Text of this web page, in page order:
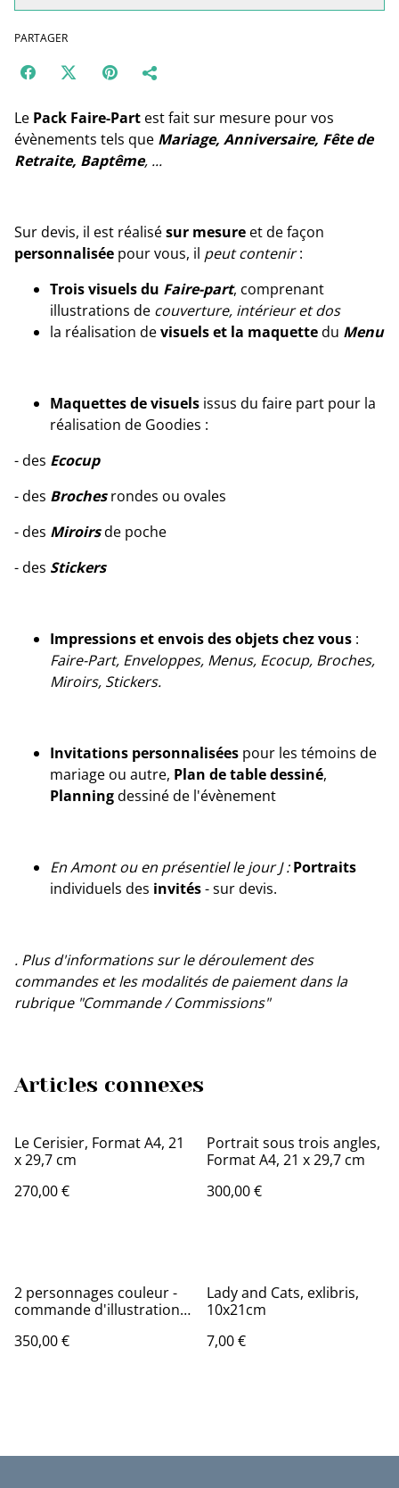
PARTAGER
Le Pack Faire-Part est fait sur mesure pour vos
évènements tels que Mariage, Anniversaire, Fête de
Retraite, Baptême, ...
Sur devis, il est réalisésur mesure et de façon
personnalisée pour vous, il peut contenir:
Troisvisuels du Faire-part, comprenant
illustrations de couverture, intérieur et dos
la réalisation devisuels et la maquettedu Menu
Maquettes de visuels issus du faire part pour la
réalisation de Goodies :
- des Ecocup
- des Brochesrondes ou ovales
- des Miroirsde poche
- des Stickers
Impressions et envois des objets chez vous :
Faire-Part, Enveloppes, Menus, Ecocup, Broches,
Miroirs, Stickers.
Invitations personnalisées pour les témoins de
mariage ou autre, Plan de table dessiné,
Planningdessiné de l'évènement
En Amont ou en présentiel le jour J :Portraits
individuels des invités- sur devis.
. Plus d'informations sur le déroulement des
commandes et les modalités de paiement dans la
rubrique "Commande / Commissions"
Articles connexes
Le Cerisier, Format A4, 21
x 29,7 cm
270,00 €
Portrait sous trois angles,
Format A4, 21 x 29,7 cm
300,00 €
2 personnages couleur -
commande d'illustration
350,00 €
Lady and Cats, exlibris,
10x21cm
7,00 €